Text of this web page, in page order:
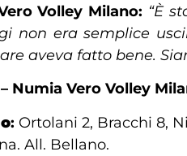
Volley Milano: “È
non era semplice
aveva fatto bene.
Vero Volley
: Ortolani 2, Bracchi 8,
All. Bellano.